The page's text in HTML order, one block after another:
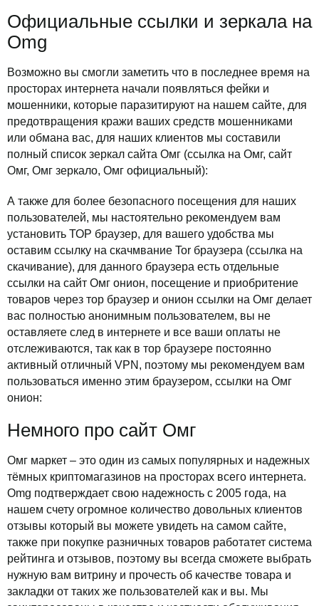
Официальные ссылки и зеркала на
Omg
Возможно вы смогли заметить что в последнее время на
просторах интернета начали появляться фейки и
мошенники, которые паразитируют на нашем сайте, для
предотвращения кражи ваших средств мошенниками
или обмана вас, для наших клиентов мы составили
полный список зеркал сайта Омг (ссылка на Омг, сайт
Омг, Омг зеркало, Омг официальный):
А также для более безопасного посещения для наших
пользователей, мы настоятельно рекомендуем вам
установить ТОР браузер, для вашего удобства мы
оставим ссылку на скачмвание Tor браузера (ссылка на
скачивание), для данного браузера есть отдельные
ссылки на сайт Омг онион, посещение и приобритение
товаров через тор браузер и онион ссылки на Омг делает
вас полностью анонимным пользователем, вы не
оставляете след в интернете и все ваши оплаты не
отслеживаются, так как в тор браузере постоянно
активный отличный VPN, поэтому мы рекомендуем вам
пользоваться именно этим браузером, ссылки на Омг
онион:
Немного про сайт Омг
Омг маркет – это один из самых популярных и надежных
тёмных криптомагазинов на просторах всего интернета.
Omg подтверждает свою надежность с 2005 года, на
нашем счету огромное количество довольных клиентов
отзывы который вы можете увидеть на самом сайте,
также при покупке разничных товаров работатет система
рейтинга и отзывов, поэтому вы всегда сможете выбрать
нужную вам витрину и прочесть об качестве товара и
закладки от таких же пользователей как и вы. Мы